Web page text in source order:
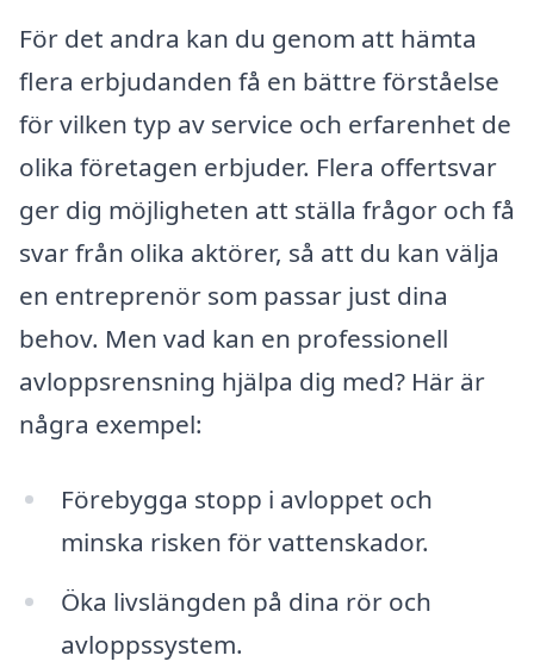
För det andra kan du genom att hämta
flera erbjudanden få en bättre förståelse
för vilken typ av service och erfarenhet de
olika företagen erbjuder. Flera offertsvar
ger dig möjligheten att ställa frågor och få
svar från olika aktörer, så att du kan välja
en entreprenör som passar just dina
behov. Men vad kan en professionell
avloppsrensning hjälpa dig med? Här är
några exempel:
Förebygga stopp i avloppet och
minska risken för vattenskador.
Öka livslängden på dina rör och
avloppssystem.